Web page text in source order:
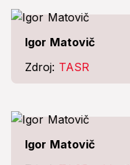
Igor Matovič
Zdroj: TASR
Igor Matovič